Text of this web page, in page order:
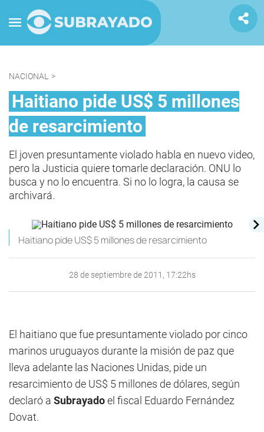
NACIONAL >
Haitiano pide US$ 5 millones
de resarcimiento
El joven presuntamente violado habla en nuevo video,
pero la Justicia quiere tomarle declaración. ONU lo
busca y no lo encuentra. Si no lo logra, la causa se
archivará.
Haitiano pide US$ 5 millones de resarcimiento
28 de septiembre de 2011, 17:22hs
El haitiano que fue presuntamente violado por cinco
marinos uruguayos durante la misión de paz que
lleva adelante las Naciones Unidas, pide un
resarcimiento de US$ 5 millones de dólares, según
declaró a Subrayadoel fiscal Eduardo Fernández
Dovat.